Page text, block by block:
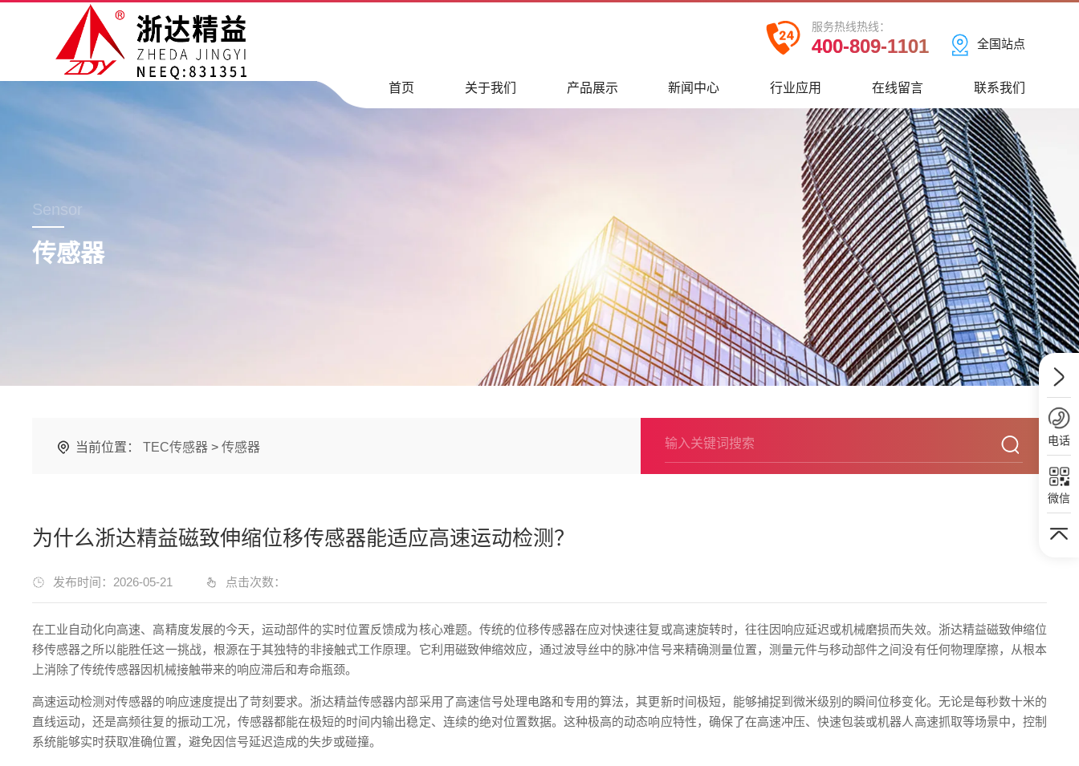
全国站点
服务热线热线：
400-809-1101
首页 关于我们 产品展示 新闻中心 行业应用 在线留言 联系我们
Sensor
传感器
当前位置： TEC传感器 > 传感器
为什么浙达精益磁致伸缩位移传感器能适应高速运动检测？
发布时间：2026-05-21 点击次数：
在工业自动化向高速、高精度发展的今天，运动部件的实时位置反馈成为核心难题。传统的位移传感器在应对快速往复或高速旋转时，往往因响应延迟或机械磨损而失效。浙达精益磁致伸缩位
移传感器之所以能胜任这一挑战，根源在于其独特的非接触式工作原理。它利用磁致伸缩效应，通过波导丝中的脉冲信号来精确测量位置，测量元件与移动部件之间没有任何物理摩擦，从根本
上消除了传统传感器因机械接触带来的响应滞后和寿命瓶颈。
高速运动检测对传感器的响应速度提出了苛刻要求。浙达精益传感器内部采用了高速信号处理电路和专用的算法，其更新时间极短，能够捕捉到微米级别的瞬间位移变化。无论是每秒数十米的
直线运动，还是高频往复的振动工况，传感器都能在极短的时间内输出稳定、连续的绝对位置数据。这种极高的动态响应特性，确保了在高速冲压、快速包装或机器人高速抓取等场景中，控制
系统能够实时获取准确位置，避免因信号延迟造成的失步或碰撞。
电话
微信